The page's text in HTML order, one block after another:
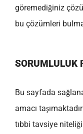
göremediğiniz
bu çözümleri
SORUMLULUK
Bu sayfada
amacı
tıbbi tavsiye